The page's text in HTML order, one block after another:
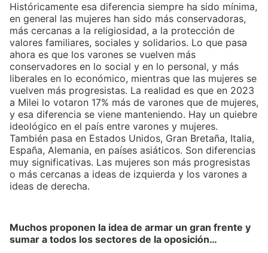
Históricamente esa diferencia siempre ha sido mínima,
en general las mujeres han sido más conservadoras,
más cercanas a la religiosidad, a la protección de
valores familiares, sociales y solidarios. Lo que pasa
ahora es que los varones se vuelven más
conservadores en lo social y en lo personal, y más
liberales en lo económico, mientras que las mujeres se
vuelven más progresistas. La realidad es que en 2023
a Milei lo votaron 17% más de varones que de mujeres,
y esa diferencia se viene manteniendo. Hay un quiebre
ideológico en el país entre varones y mujeres.
También pasa en Estados Unidos, Gran Bretaña, Italia,
España, Alemania, en países asiáticos. Son diferencias
muy significativas. Las mujeres son más progresistas
o más cercanas a ideas de izquierda y los varones a
ideas de derecha.
Muchos proponen la idea de armar un gran frente y
sumar a todos los sectores de la oposición…